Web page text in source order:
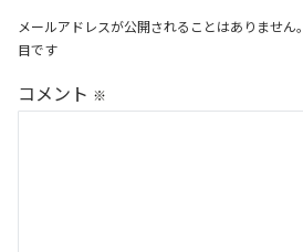
メールアドレスが公開されることはありません。
目です
コメント ※